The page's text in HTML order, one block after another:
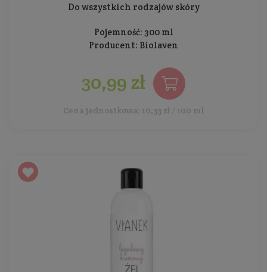
Do wszystkich rodzajów skóry
Pojemność: 300 ml
Producent: Biolaven
30,99 zł
Cena jednostkowa: 10,33 zł / 100 ml